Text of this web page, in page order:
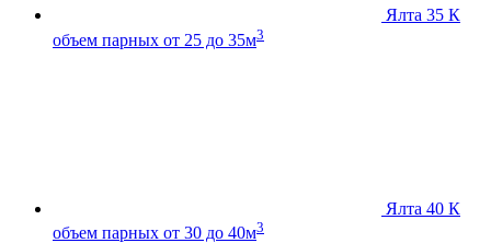
Ялта 35 К
объем парных от 25 до 35м3
Ялта 40 К
объем парных от 30 до 40м3